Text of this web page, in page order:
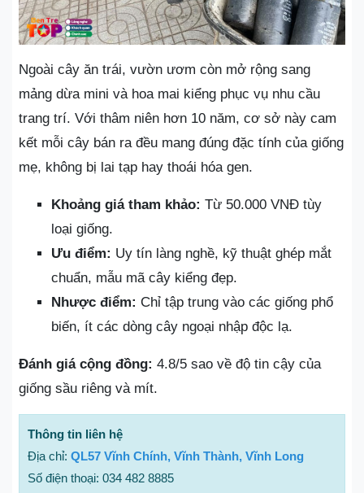
Ngoài cây ăn trái, vườn ươm còn mở rộng sang
mảng dừa mini và hoa mai kiểng phục vụ nhu cầu
trang trí. Với thâm niên hơn 10 năm, cơ sở này cam
kết mỗi cây bán ra đều mang đúng đặc tính của giống
mẹ, không bị lai tạp hay thoái hóa gen.
Khoảng giá tham khảo: Từ 50.000 VNĐ tùy
loại giống.
Ưu điểm: Uy tín làng nghề, kỹ thuật ghép mắt
chuẩn, mẫu mã cây kiểng đẹp.
Nhược điểm: Chỉ tập trung vào các giống phổ
biến, ít các dòng cây ngoại nhập độc lạ.
Đánh giá cộng đồng: 4.8/5 sao về độ tin cậy của
giống sầu riêng và mít.
Thông tin liên hệ
Địa chỉ: QL57 Vĩnh Chính, Vĩnh Thành, Vĩnh Long
Số điện thoại: 034 482 8885